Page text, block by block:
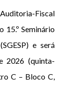
Fiscal
15.º Seminário
e será
2026 (quinta-
C – Bloco C,